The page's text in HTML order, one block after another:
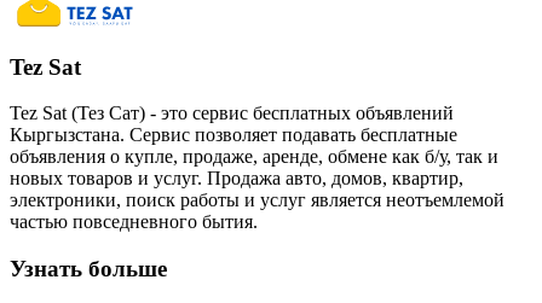
Tez Sat
Tez Sat (Тез Сат) - это сервис бесплатных объявлений
Кыргызстана. Сервис позволяет подавать бесплатные
объявления о купле, продаже, аренде, обмене как б/у, так и
новых товаров и услуг. Продажа авто, домов, квартир,
электроники, поиск работы и услуг является неотъемлемой
частью повседневного бытия.
Узнать больше